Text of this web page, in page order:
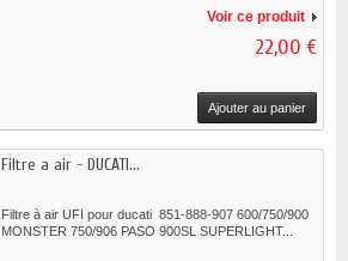
Voir ce produit
22,00 €
Ajouter au panier
Filtre a air - DUCATI...
Filtre à air UFI pour ducati 851-888-907 600/750/900
MONSTER 750/906 PASO 900SL SUPERLIGHT...